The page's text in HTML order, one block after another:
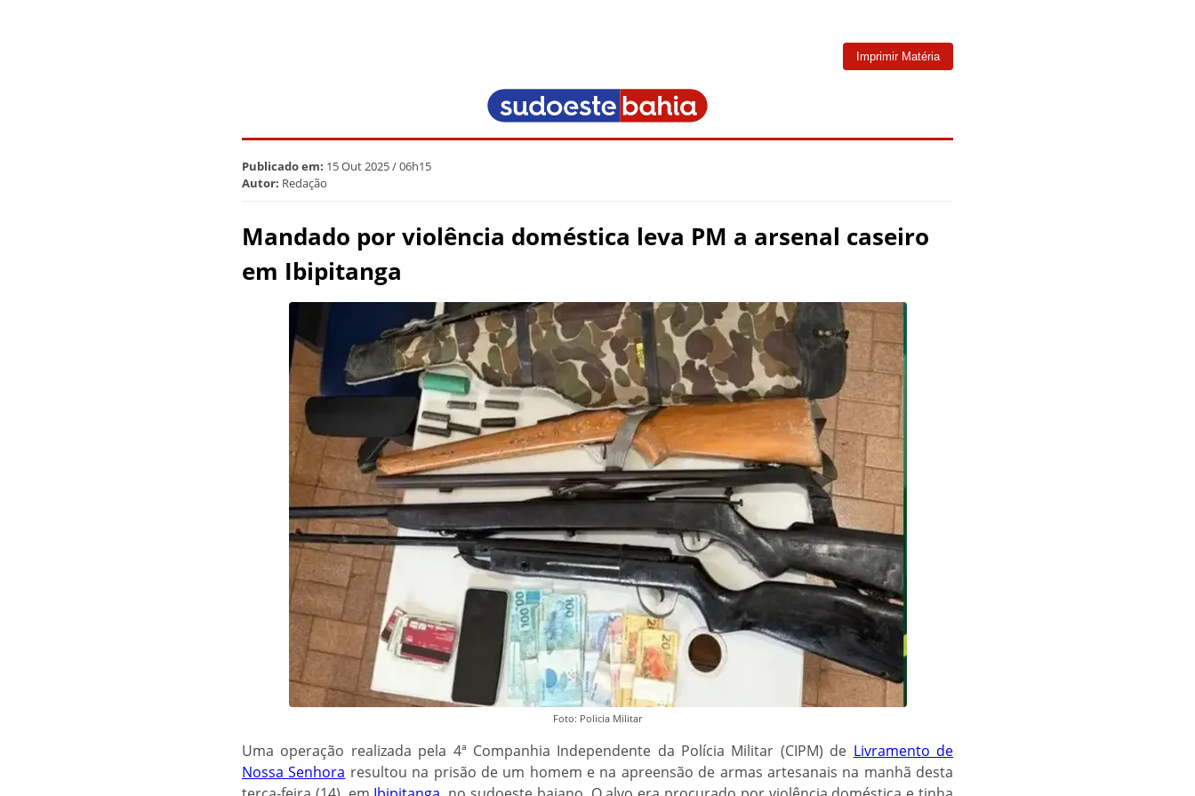
Imprimir Matéria
Publicado em: 15 Out 2025 / 06h15
Autor: Redação
Mandado por violência doméstica leva PM a arsenal caseiro
em Ibipitanga
Foto: Policia Militar
Uma operação realizada pela 4ª Companhia Independente da Polícia Militar (CIPM) de Livramento de
Nossa Senhora resultou na prisão de um homem e na apreensão de armas artesanais na manhã desta